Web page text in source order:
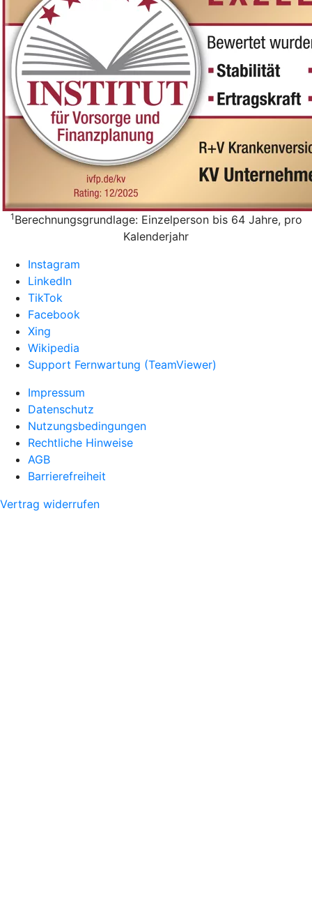
1 Berechnungsgrundlage: Einzelperson bis 64 Jahre, pro
Kalenderjahr
Instagram
LinkedIn
TikTok
Facebook
Xing
Wikipedia
Support Fernwartung (TeamViewer)
Impressum
Datenschutz
Nutzungsbedingungen
Rechtliche Hinweise
AGB
Barrierefreiheit
Vertrag widerrufen